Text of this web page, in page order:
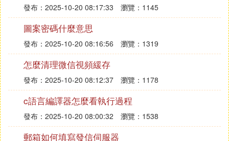
以上就是在CentOS Linux系統中設置每周執行一次P
ython腳本的方法，只需在crontab文件中正確設置時
間和命令即可。
發布：2025-10-20 08:17:33 瀏覽：1145
圖案密碼什麼意思
發布：2025-10-20 08:16:56 瀏覽：1319
怎麼清理微信視頻緩存
發布：2025-10-20 08:12:37 瀏覽：1178
c語言編譯器怎麼看執行過程
發布：2025-10-20 08:00:32 瀏覽：1538
郵箱如何填寫發信伺服器